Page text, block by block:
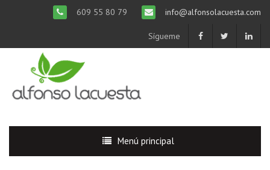
609 55 80 79 info@alfonsolacuesta.com
Sígueme
Menú principal